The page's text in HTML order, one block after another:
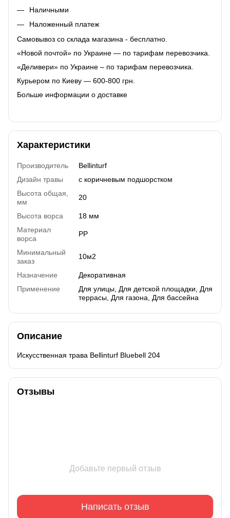
Наличными
Наложенный платеж
Самовывоз со склада магазина - бесплатно.
«Новой почтой» по Украине — по тарифам перевозчика.
«Деливери» по Украине – по тарифам перевозчика.
Курьером по Киеву — 600-800 грн.
Больше информации о доставке
Характеристики
Производитель
Bellinturf
Дизайн травы
с коричневым подшорстком
Высота общая,
мм
20
Высота ворса
18 мм
Материал
ворса
PP
Минимальный
заказ
10м2
Назначение
Декоративная
Применение
Для улицы, Для детской площадки, Для
террасы, Для газона, Для бассейна
Описание
Искусственная трава Bellinturf Bluebell 204
Отзывы
Добавьте первый отзыв
Написать отзыв